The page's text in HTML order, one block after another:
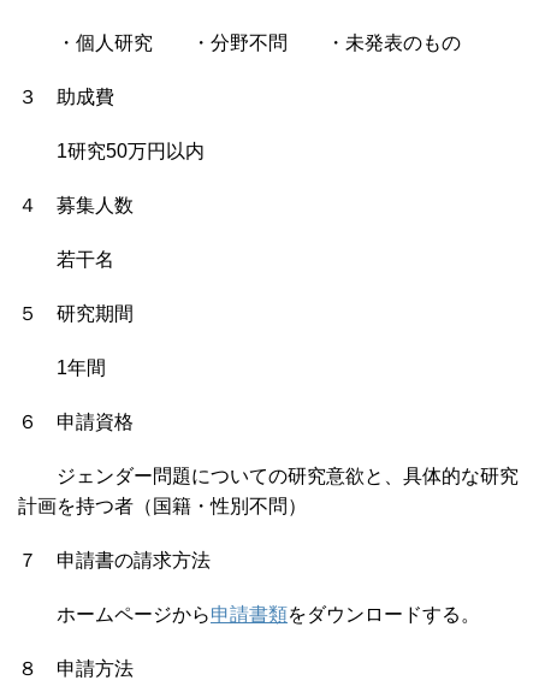
・個人研究 ・分野不問 ・未発表のもの
３ 助成費
1研究50万円以内
４ 募集人数
若干名
５ 研究期間
1年間
６ 申請資格
ジェンダー問題についての研究意欲と、具体的な研究
計画を持つ者（国籍・性別不問）
７ 申請書の請求方法
ホームページから申請書類をダウンロードする。
８ 申請方法